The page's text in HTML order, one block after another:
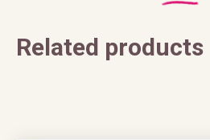
Related products